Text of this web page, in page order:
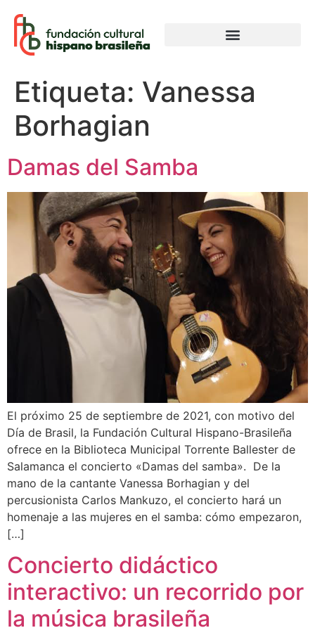
Etiqueta: Vanessa
Borhagian
Damas del Samba
El próximo 25 de septiembre de 2021, con motivo del
Día de Brasil, la Fundación Cultural Hispano-Brasileña
ofrece en la Biblioteca Municipal Torrente Ballester de
Salamanca el concierto «Damas del samba». De la
mano de la cantante Vanessa Borhagian y del
percusionista Carlos Mankuzo, el concierto hará un
homenaje a las mujeres en el samba: cómo empezaron,
[…]
Concierto didáctico
interactivo: un recorrido por
la música brasileña